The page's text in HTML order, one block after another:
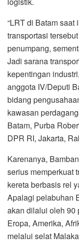
“LRT di Batam
transportasi
penumpang,
Jadi sarana
kepentingan
anggota IV/Deputi
bidang
kawasan
Batam, Purba
DPR RI, Jakarta,
Karenanya,
serius memperkuat
kereta berbasis rel
Apalagi pelabuhan
akan dilalui oleh 90
Eropa, Amerika,
melalui selat